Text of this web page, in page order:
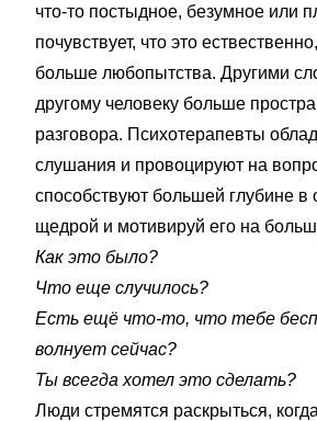
что-то постыдное, безумное или
почувствует, что это
больше любопытства. Другими
другому человеку больше
разговора. Психотерапевты
слушания и провоцируют на
способствуют большей глубине
щедрой и мотивируй его на
Как это было?
Что еще случилось?
Есть ещё что-то, что тебе
волнует сейчас?
Ты всегда хотел это сделать?
Люди стремятся раскрыться, когда